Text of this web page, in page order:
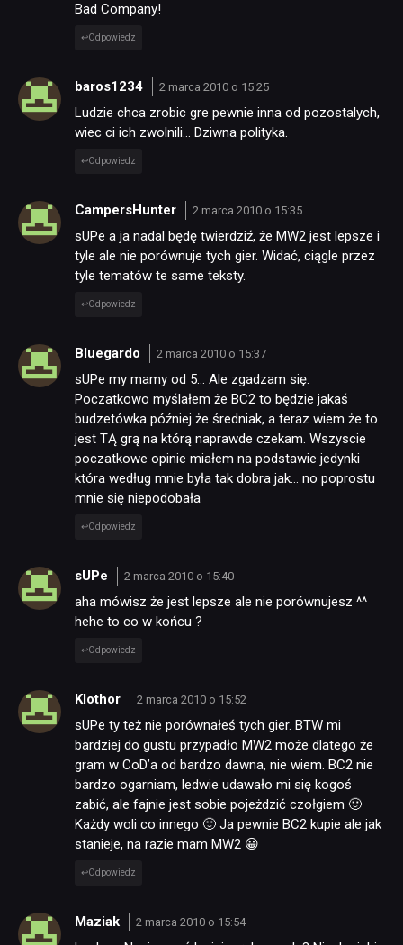
Bad Company!
Odpowiedz
baros1234 2 marca 2010 o 15:25
Ludzie chca zrobic gre pewnie inna od pozostalych,
wiec ci ich zwolnili… Dziwna polityka.
Odpowiedz
CampersHunter 2 marca 2010 o 15:35
sUPe a ja nadal będę twierdziź, że MW2 jest lepsze i
tyle ale nie porównuje tych gier. Widać, ciągle przez
tyle tematów te same teksty.
Odpowiedz
Bluegardo 2 marca 2010 o 15:37
sUPe my mamy od 5… Ale zgadzam się.
Poczatkowo myślałem że BC2 to będzie jakaś
budzetówka później że średniak, a teraz wiem że to
jest TĄ grą na którą naprawde czekam. Wszyscie
poczatkowe opinie miałem na podstawie jedynki
która według mnie była tak dobra jak… no poprostu
mnie się niepodobała
Odpowiedz
sUPe 2 marca 2010 o 15:40
aha mówisz że jest lepsze ale nie porównujesz ^^
hehe to co w końcu ?
Odpowiedz
Klothor 2 marca 2010 o 15:52
sUPe ty też nie porównałeś tych gier. BTW mi
bardziej do gustu przypadło MW2 może dlatego że
gram w CoD’a od bardzo dawna, nie wiem. BC2 nie
bardzo ogarniam, ledwie udawało mi się kogoś
zabić, ale fajnie jest sobie pojeżdzić czołgiem 🙂
Każdy woli co innego 🙂 Ja pewnie BC2 kupie ale jak
stanieje, na razie mam MW2 😀
Odpowiedz
Maziak 2 marca 2010 o 15:54